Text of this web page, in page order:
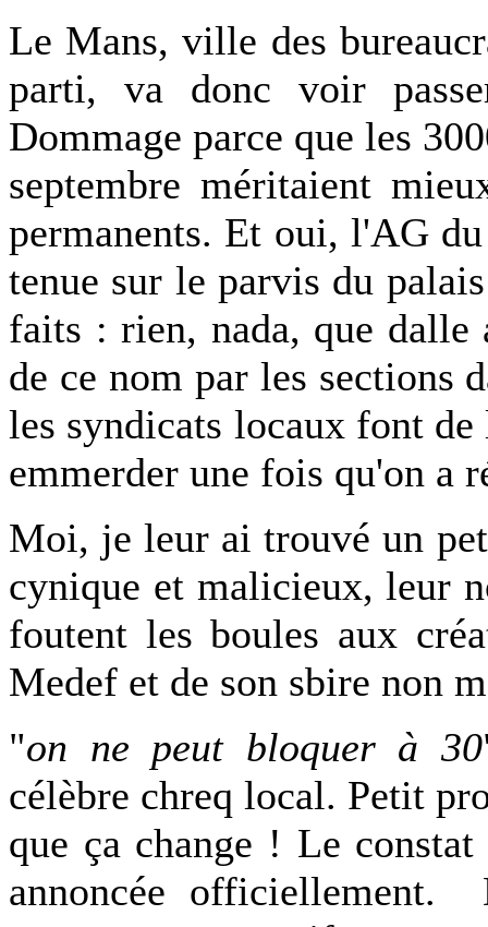
Le Mans, ville des
parti, va donc voir
Dommage parce que les
septembre méritaient
permanents. Et oui, l'AG
tenue sur le parvis du
faits : rien, nada, que
de ce nom par les sections
les syndicats locaux font
emmerder une fois qu'on a
Moi, je leur ai trouvé un
cynique et malicieux, leur
foutent les boules aux
Medef et de son sbire non
"on ne peut bloquer à 30
célèbre chreq local. Petit
que ça change ! Le
annoncée